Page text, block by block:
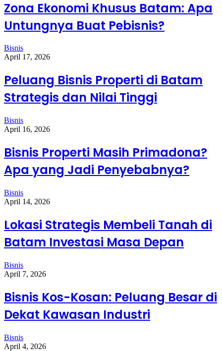
Zona Ekonomi Khusus Batam: Apa
Untungnya Buat Pebisnis?
Bisnis
April 17, 2026
Peluang Bisnis Properti di Batam
Strategis dan Nilai Tinggi
Bisnis
April 16, 2026
Bisnis Properti Masih Primadona?
Apa yang Jadi Penyebabnya?
Bisnis
April 14, 2026
Lokasi Strategis Membeli Tanah di
Batam Investasi Masa Depan
Bisnis
April 7, 2026
Bisnis Kos-Kosan: Peluang Besar di
Dekat Kawasan Industri
Bisnis
April 4, 2026